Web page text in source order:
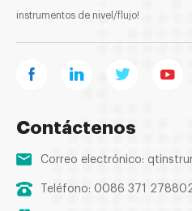
instrumentos de nivel/flujo!
Contáctenos
Correo electrónico:
Teléfono: 0086 371